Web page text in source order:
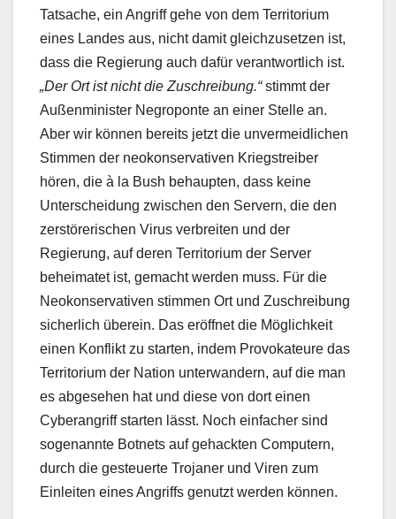
Tatsache, ein Angriff gehe von dem Territorium
eines Landes aus, nicht damit gleichzusetzen ist,
dass die Regierung auch dafür verantwortlich ist.
„Der Ort ist nicht die Zuschreibung.“stimmt der
Außenminister Negroponte an einer Stelle an.
Aber wir können bereits jetzt die unvermeidlichen
Stimmen der neokonservativen Kriegstreiber
hören, die à la Bush behaupten, dass keine
Unterscheidung zwischen den Servern, die den
zerstörerischen Virus verbreiten und der
Regierung, auf deren Territorium der Server
beheimatet ist, gemacht werden muss. Für die
Neokonservativen stimmen Ort und Zuschreibung
sicherlich überein. Das eröffnet die Möglichkeit
einen Konflikt zu starten, indem Provokateure das
Territorium der Nation unterwandern, auf die man
es abgesehen hat und diese von dort einen
Cyberangriff starten lässt. Noch einfacher sind
sogenannte Botnets auf gehackten Computern,
durch die gesteuerte Trojaner und Viren zum
Einleiten eines Angriffs genutzt werden können.